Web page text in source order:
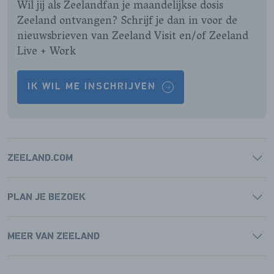
Wil jij als Zeelandfan je maandelijkse dosis
Zeeland ontvangen? Schrijf je dan in voor de
nieuwsbrieven van Zeeland Visit en/of Zeeland
Live + Work
IK WIL ME INSCHRIJVEN
ZEELAND.COM
PLAN JE BEZOEK
MEER VAN ZEELAND